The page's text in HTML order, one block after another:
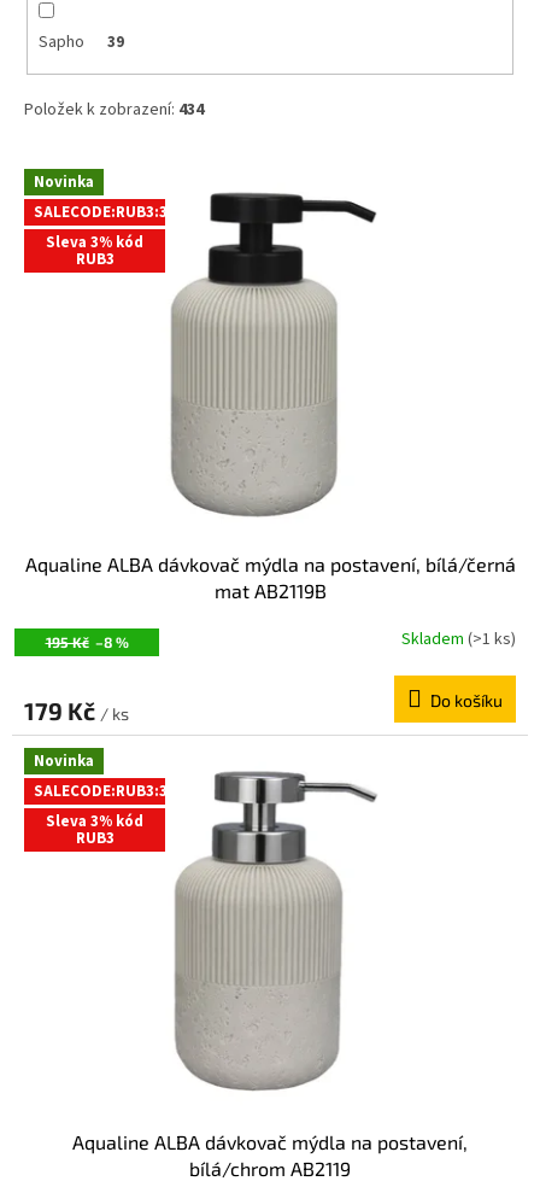
Sapho 39
Položek k zobrazení: 434
V
p
Novinka
SALECODE:RUB3:3:%
Sleva 3% kód
RUB3
195 Kč –8 %
Aqualine ALBA dávkovač mýdla na postavení, bílá/černá
mat AB2119B
Skladem (>1 ks)
179 Kč / ks
Do košíku
Novinka
SALECODE:RUB3:3:%
Sleva 3% kód
RUB3
Aqualine ALBA dávkovač mýdla na postavení,
bílá/chrom AB2119